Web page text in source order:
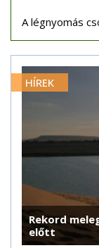
A légnyomás
HÍREK
Rekord
előtt